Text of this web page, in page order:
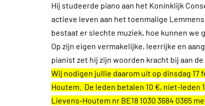
Hij studeerde piano aan het Koninklijk
actieve leven aan het toenmalige
bestaat er slechte muziek, hoe kunnen we
Op zijn eigen vermakelijke, leerrijke en
pianist zet hij zijn woorden kracht bij aan
Wij nodigen jullie daarom uit op dinsdag 17
Houtem. De leden betalen 10 €, niet-leden
Lievens-Houtem nr BE18 1030 3684 0365